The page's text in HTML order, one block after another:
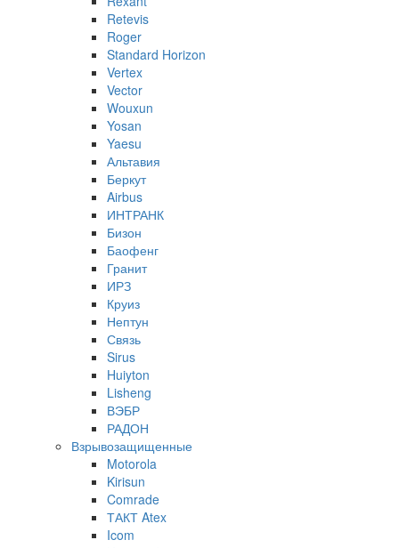
Retevis
Roger
Standard Horizon
Vertex
Vector
Wouxun
Yosan
Yaesu
Альтавия
Беркут
Airbus
ИНТРАНК
Бизон
Баофенг
Гранит
ИРЗ
Круиз
Нептун
Связь
Sirus
Huiyton
Lisheng
ВЭБР
РАДОН
Взрывозащищенные
Motorola
Kirisun
Comrade
ТАКТ Atex
Icom